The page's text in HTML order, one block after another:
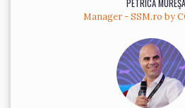
PETRICĂ
Manager - SSM.ro by